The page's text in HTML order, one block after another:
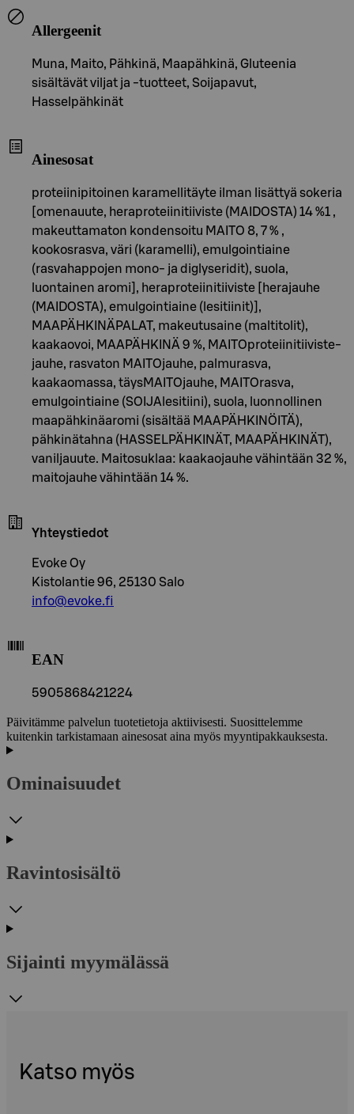
Allergeenit
Muna, Maito, Pähkinä, Maapähkinä, Gluteenia
sisältävät viljat ja -tuotteet, Soijapavut,
Hasselpähkinät
Ainesosat
proteiinipitoinen karamellitäyte ilman lisättyä sokeria
[omenauute, heraproteiinitiiviste (MAIDOSTA) 14 %1 ,
makeuttamaton kondensoitu MAITO 8, 7 % ,
kookosrasva, väri (karamelli), emulgointiaine
(rasvahappojen mono- ja diglyseridit), suola,
luontainen aromi], heraproteiinitiiviste [herajauhe
(MAIDOSTA), emulgointiaine (lesitiinit)],
MAAPÄHKINÄPALAT, makeutusaine (maltitolit),
kaakaovoi, MAAPÄHKINÄ 9 %, MAITOproteiinitiiviste-
jauhe, rasvaton MAITOjauhe, palmurasva,
kaakaomassa, täysMAITOjauhe, MAITOrasva,
emulgointiaine (SOIJAlesitiini), suola, luonnollinen
maapähkinäaromi (sisältää MAAPÄHKINÖITÄ),
pähkinätahna (HASSELPÄHKINÄT, MAAPÄHKINÄT),
vaniljauute. Maitosuklaa: kaakaojauhe vähintään 32 %,
maitojauhe vähintään 14 %.
Yhteystiedot
Evoke Oy
Kistolantie 96, 25130 Salo
info@evoke.fi
EAN
5905868421224
Päivitämme palvelun tuotetietoja aktiivisesti. Suosittelemme
kuitenkin tarkistamaan ainesosat aina myös myyntipakkauksesta.
Ominaisuudet
Ravintosisältö
Sijainti myymälässä
Katso myös